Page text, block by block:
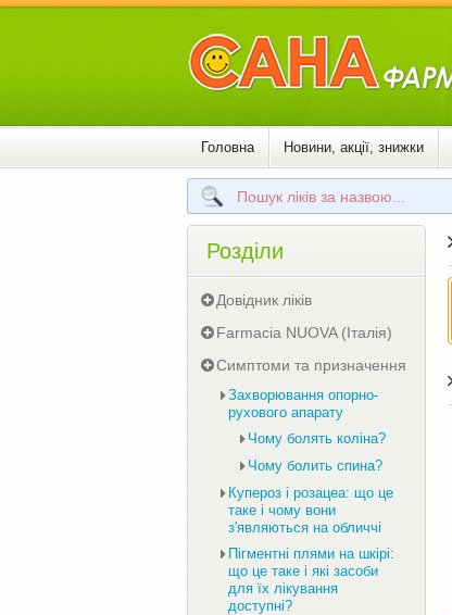
Головна Новини, акції, знижки
Розділи
Довідник ліків
Farmacia NUOVA (Італія)
Симптоми та призначення
Захворювання опорно-
рухового апарату
Чому болять коліна?
Чому болить спина?
Купероз і розацеа: що це
таке і чому вони
з'являються на обличчі
Пігментні плями на шкірі:
що це таке і які засоби
для їх лікування
доступні?